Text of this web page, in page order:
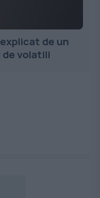
de un
volatili